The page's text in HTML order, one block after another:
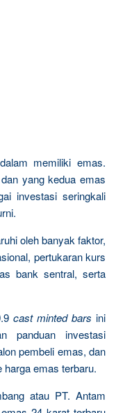
memiliki emas.
yang kedua emas
investasi seringkali
oleh banyak faktor,
pertukaran kurs
bank sentral, serta
cast minted barsini
panduan investasi
pembeli emas, dan
harga emas terbaru.
atau PT. Antam